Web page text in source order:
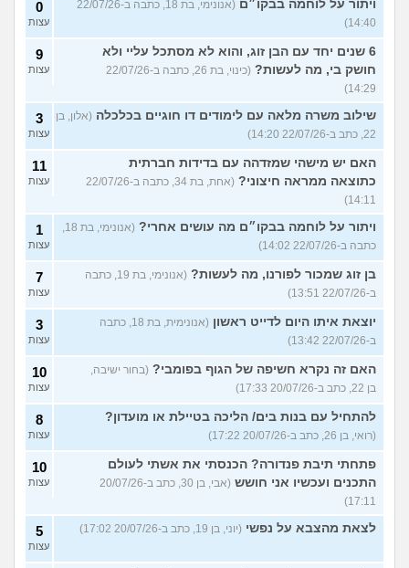
ויתור על לוחמה בבקו״ם
(אנונימי, בת 18, כתבה ב-22/07/26
14:40)
0
עצות
6 שנים יחד עם הבן זוג, והוא לא מסתכל עליי ולא
חושק בי, מה לעשות?
(כינוי, בת 26, כתבה ב-22/07/26
14:29)
9
עצות
שילוב משרה מלאה עם לימודים דו חוגיים בכלכלה (אלון, בן
22, כתב ב-22/07/26 14:20)
3
עצות
האם יש מישהי שמזדהה עם בדידות חברתית
כתוצאה ממראה חיצוני?
(אחת, בת 34, כתבה ב-22/07/26
14:11)
11
עצות
ויתור על לוחמה בבקו״ם מה עושים אחרי?
(אנונימי, בת 18,
כתבה ב-22/07/26 14:02)
1
עצות
בן זוג שמכור לפורנו, מה לעשות?
(אנונימי, בת 19, כתבה
ב-22/07/26 13:51)
7
עצות
יוצאת איתו היום לדייט ראשון
(אנונימית, בת 18, כתבה
ב-22/07/26 13:42)
3
עצות
האם זה נקרא חשיפה של הגוף בפומבי? (בחור ישיבה,
בן 22, כתב ב-20/07/26 17:33)
10
עצות
להתחיל עם בנות בים/ הליכה בטיילת או מועדון?
(רואי, בן 26, כתב ב-20/07/26 17:22)
8
עצות
פתחתי תיבת פנדורה? הכנסתי את אשתי לעולם
התכנים ועכשיו אני חושש
(אבי, בן 30, כתב ב-20/07/26
17:11)
10
עצות
לצאת מהצבא על נפשי (יוני, בן 19, כתב ב-20/07/26 17:02) 5
עצות